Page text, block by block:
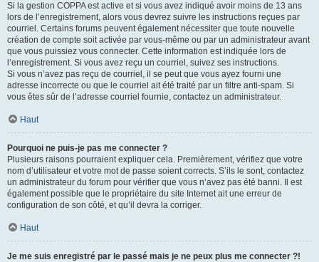
Si la gestion COPPA est active et si vous avez indiqué avoir moins de 13 ans
lors de l’enregistrement, alors vous devrez suivre les instructions reçues par
courriel. Certains forums peuvent également nécessiter que toute nouvelle
création de compte soit activée par vous-même ou par un administrateur avant
que vous puissiez vous connecter. Cette information est indiquée lors de
l’enregistrement. Si vous avez reçu un courriel, suivez ses instructions.
Si vous n’avez pas reçu de courriel, il se peut que vous ayez fourni une
adresse incorrecte ou que le courriel ait été traité par un filtre anti-spam. Si
vous êtes sûr de l’adresse courriel fournie, contactez un administrateur.
Haut
Pourquoi ne puis-je pas me connecter ?
Plusieurs raisons pourraient expliquer cela. Premièrement, vérifiez que votre
nom d’utilisateur et votre mot de passe soient corrects. S’ils le sont, contactez
un administrateur du forum pour vérifier que vous n’avez pas été banni. Il est
également possible que le propriétaire du site Internet ait une erreur de
configuration de son côté, et qu’il devra la corriger.
Haut
Je me suis enregistré par le passé mais je ne peux plus me connecter ?!